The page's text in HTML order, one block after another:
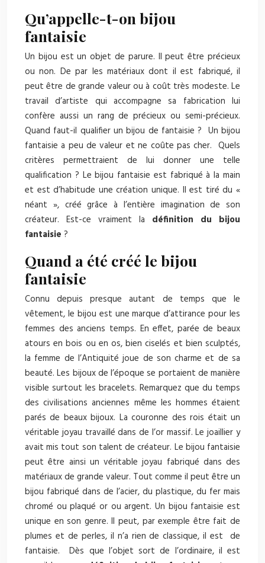
Qu’appelle-t-on bijou
fantaisie
Un bijou est un objet de parure. Il peut être précieux
ou non. De par les matériaux dont il est fabriqué, il
peut être de grande valeur ou à coût très modeste. Le
travail d’artiste qui accompagne sa fabrication lui
confère aussi un rang de précieux ou semi-précieux.
Quand faut-il qualifier un bijou de fantaisie ? Un bijou
fantaisie a peu de valeur et ne coûte pas cher. Quels
critères permettraient de lui donner une telle
qualification ? Le bijou fantaisie est fabriqué à la main
et est d’habitude une création unique. Il est tiré du «
néant », créé grâce à l’entière imagination de son
créateur. Est-ce vraiment la définition du bijou
fantaisie ?
Quand a été créé le bijou
fantaisie
Connu depuis presque autant de temps que le
vêtement, le bijou est une marque d’attirance pour les
femmes des anciens temps. En effet, parée de beaux
atours en bois ou en os, bien ciselés et bien sculptés,
la femme de l’Antiquité joue de son charme et de sa
beauté. Les bijoux de l’époque se portaient de manière
visible surtout les bracelets. Remarquez que du temps
des civilisations anciennes même les hommes étaient
parés de beaux bijoux. La couronne des rois était un
véritable joyau travaillé dans de l’or massif. Le joaillier y
avait mis tout son talent de créateur. Le bijou fantaisie
peut être ainsi un véritable joyau fabriqué dans des
matériaux de grande valeur. Tout comme il peut être un
bijou fabriqué dans de l’acier, du plastique, du fer mais
chromé ou plaqué or ou argent. Un bijou fantaisie est
unique en son genre. Il peut, par exemple être fait de
plumes et de perles, il n’a rien de classique, il est de
fantaisie. Dès que l’objet sort de l’ordinaire, il est